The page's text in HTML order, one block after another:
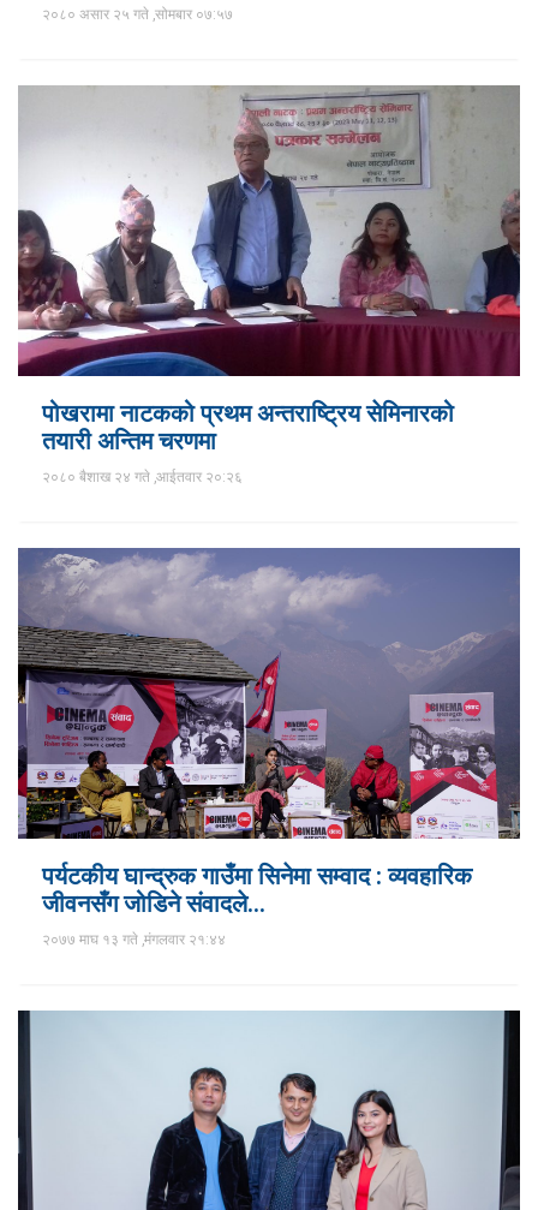
२०८० असार २५ गते ,सोमबार ०७:५७
पोखरामा नाटकको प्रथम अन्तराष्ट्रिय सेमिनारको
तयारी अन्तिम चरणमा
२०८० बैशाख २४ गते ,आईतवार २०:२६
पर्यटकीय घान्द्रुक गाउँमा सिनेमा सम्वाद : व्यवहारिक
जीवनसँग जोडिने संवादले…
२०७७ माघ १३ गते ,मंगलवार २१:४४